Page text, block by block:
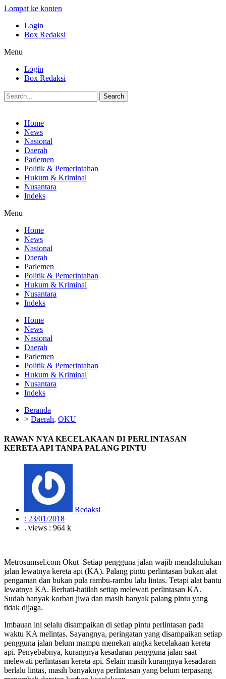
Lompat ke konten
Login
Box Redaksi
Menu
Login
Box Redaksi
Search
Home
News
Nasional
Daerah
Parlemen
Politik & Pemerintahan
Hukum & Kriminal
Nusantara
Indeks
Menu
Home
News
Nasional
Daerah
Parlemen
Politik & Pemerintahan
Hukum & Kriminal
Nusantara
Indeks
Home
News
Nasional
Daerah
Parlemen
Politik & Pemerintahan
Hukum & Kriminal
Nusantara
Indeks
Beranda
> Daerah, OKU
RAWAN NYA KECELAKAAN DI PERLINTASAN
KERETA API TANPA PALANG PINTU
Redaksi
: 23/01/2018
. views : 964 k
Metrosumsel.com Okut–Setiap pengguna jalan wajib mendahulukan
jalan lewatnya kereta api (KA). Palang pintu perlintasan bukan alat
pengaman dan bukan pula rambu-rambu lalu lintas. Tetapi alat bantu
lewatnya KA. Berhati-hatilah setiap melewati perlintasan KA.
Sudah banyak korban jiwa dan masih banyak palang pintu yang
tidak dijaga.
Imbauan ini selalu disampaikan di setiap pintu perlintasan pada
waktu KA melintas. Sayangnya, peringatan yang disampaikan setiap
pengguna jalan belum mampu menekan angka kecelakaan kereta
api. Penyebabnya, kurangnya kesadaran pengguna jalan saat
melewati perlintasan kereta api. Selain masih kurangnya kesadaran
berlalu lintas, masih banyaknya perlintasan yang belum terpasang